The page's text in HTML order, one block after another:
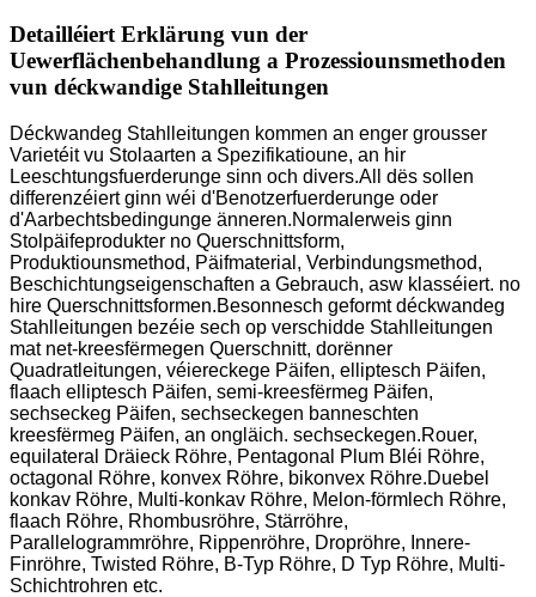
Detailléiert Erklärung vun der
Uewerflächenbehandlung a Prozessiounsmethoden
vun déckwandige Stahlleitungen
Déckwandeg Stahlleitungen kommen an enger grousser
Varietéit vu Stolaarten a Spezifikatioune, an hir
Leeschtungsfuerderunge sinn och divers.All dës sollen
differenzéiert ginn wéi d'Benotzerfuerderunge oder
d'Aarbechtsbedingunge änneren.Normalerweis ginn
Stolpäifeprodukter no Querschnittsform,
Produktiounsmethod, Päifmaterial, Verbindungsmethod,
Beschichtungseigenschaften a Gebrauch, asw klasséiert. no
hire Querschnittsformen.Besonnesch geformt déckwandeg
Stahlleitungen bezéie sech op verschidde Stahlleitungen
mat net-kreesfërmegen Querschnitt, dorënner
Quadratleitungen, véiereckege Päifen, elliptesch Päifen,
flaach elliptesch Päifen, semi-kreesfërmeg Päifen,
sechseckeg Päifen, sechseckegen banneschten
kreesfërmeg Päifen, an ongläich. sechseckegen.Rouer,
equilateral Dräieck Röhre, Pentagonal Plum Bléi Röhre,
octagonal Röhre, konvex Röhre, bikonvex Röhre.Duebel
konkav Röhre, Multi-konkav Röhre, Melon-förmlech Röhre,
flaach Röhre, Rhombusröhre, Stärröhre,
Parallelogrammröhre, Rippenröhre, Dropröhre, Innere-
Finröhre, Twisted Röhre, B-Typ Röhre, D Typ Röhre, Multi-
Schichtrohren etc.